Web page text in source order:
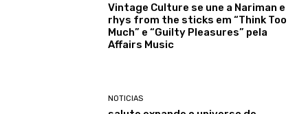
Vintage Culture se une a Nariman e
rhys from the sticks em “Think Too
Much” e “Guilty Pleasures” pela
Affairs Music
NOTICIAS